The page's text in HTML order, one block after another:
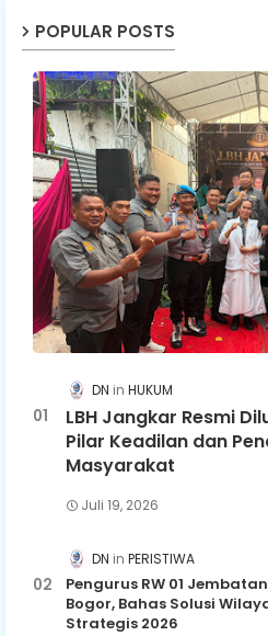
POPULAR POSTS
DN HUKUM
LBH Jangkar Resmi
Pilar Keadilan dan
Masyarakat
Juli 19, 2026
DN PERISTIWA
Pengurus RW 01
Bogor, Bahas Solusi
Strategis 2026